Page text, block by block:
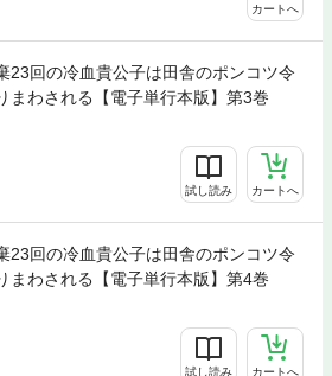
カートへ
23回の冷血貴公子は田舎のポンコツ令
まわされる【電子単行本版】第3巻
試し読み カートへ
23回の冷血貴公子は田舎のポンコツ令
まわされる【電子単行本版】第4巻
試し読み カートへ